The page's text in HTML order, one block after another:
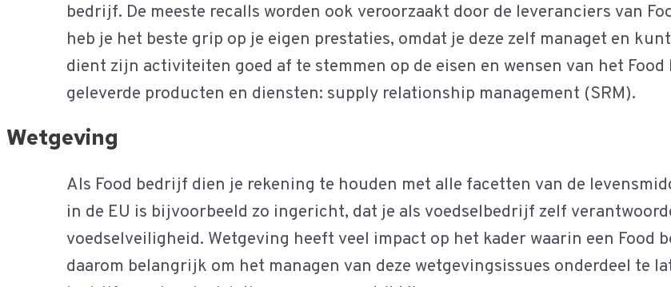
bedrijf. De meeste recalls worden ook veroorzaakt door de leveranciers van
heb je het beste grip op je eigen prestaties, omdat je deze zelf managet en
dient zijn activiteiten goed af te stemmen op de eisen en wensen van het
geleverde producten en diensten: supply relationship management (SRM).
Wetgeving
Als Food bedrijf dien je rekening te houden met alle facetten van de
in de EU is bijvoorbeeld zo ingericht, dat je als voedselbedrijf zelf
voedselveiligheid. Wetgeving heeft veel impact op het kader waarin een Food
daarom belangrijk om het managen van deze wetgevingsissues onderdeel te